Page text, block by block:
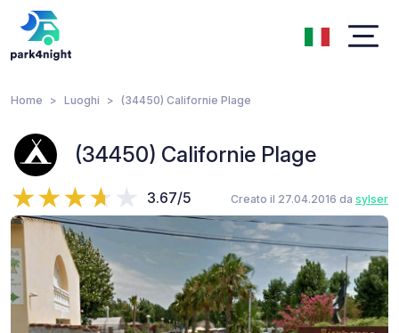
Home Luoghi (34450) Californie Plage
(34450) Californie Plage
3.67/5 Creato il 27.04.2016 da sylser